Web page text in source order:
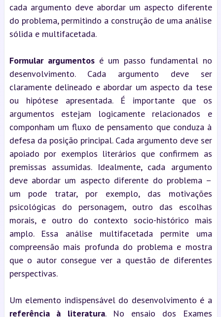
cada argumento deve abordar um aspecto diferente
do problema, permitindo a construção de uma análise
sólida e multifacetada.
Formular argumentos é um passo fundamental no
desenvolvimento. Cada argumento deve ser
claramente delineado e abordar um aspecto da tese
ou hipótese apresentada. É importante que os
argumentos estejam logicamente relacionados e
componham um fluxo de pensamento que conduza à
defesa da posição principal. Cada argumento deve ser
apoiado por exemplos literários que confirmem as
premissas assumidas. Idealmente, cada argumento
deve abordar um aspecto diferente do problema –
um pode tratar, por exemplo, das motivações
psicológicas do personagem, outro das escolhas
morais, e outro do contexto socio-histórico mais
amplo. Essa análise multifacetada permite uma
compreensão mais profunda do problema e mostra
que o autor consegue ver a questão de diferentes
perspectivas.
Um elemento indispensável do desenvolvimento é a
referência à literatura. No ensaio dos Exames